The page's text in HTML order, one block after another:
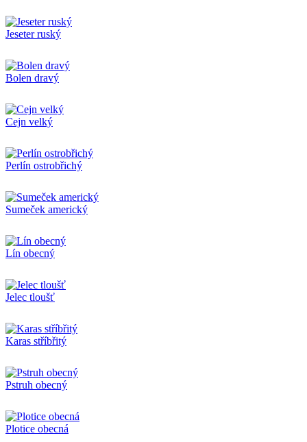
Jeseter ruský
Bolen dravý
Cejn velký
Perlín ostrobřichý
Sumeček americký
Lín obecný
Jelec tloušť
Karas stříbřitý
Pstruh obecný
Plotice obecná